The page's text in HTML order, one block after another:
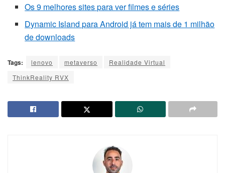
Os 9 melhores sites para ver filmes e séries
Dynamic Island para Android já tem mais de 1 milhão
de downloads
Tags: lenovo metaverso
Realidade Virtual
ThinkReality RVX